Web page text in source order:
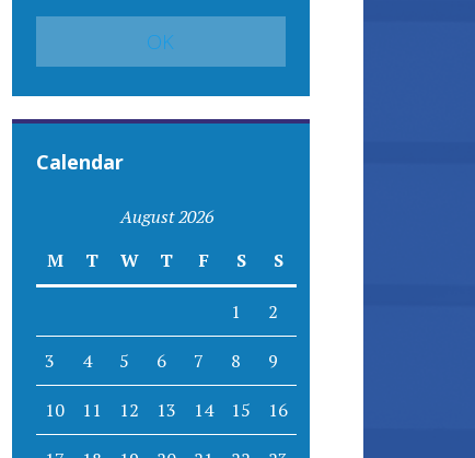
Calendar
August 2026
M
T W T F S S
1 2
3 4 5 6 7 8 9
10 11 12 13 14 15 16